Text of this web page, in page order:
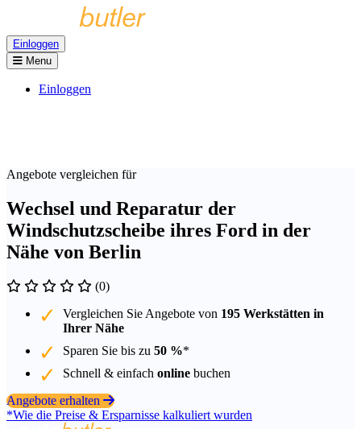
Einloggen
Menu
Einloggen
Angebote vergleichen für
Wechsel und Reparatur der
Windschutzscheibe ihres Ford in der
Nähe von Berlin
(0)
Vergleichen Sie Angebote von 195 Werkstätten in
Ihrer Nähe
Sparen Sie bis zu 50 %*
Schnell & einfach online buchen
Angebote erhalten
*Wie die Preise & Ersparnisse kalkuliert wurden